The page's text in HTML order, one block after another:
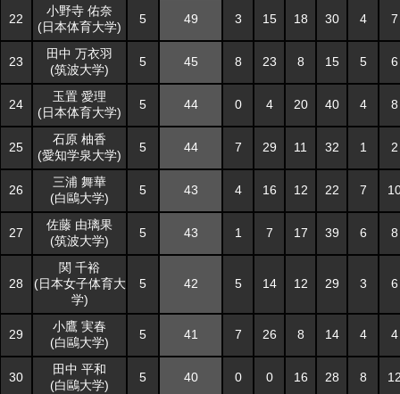
22
小野寺 佑奈
(日本体育大学)
5
23
田中 万衣羽
(筑波大学)
5
24
玉置 愛理
(日本体育大学)
5
25
石原 柚香
(愛知学泉大学)
5
26
三浦 舞華
(白鷗大学)
5
27
佐藤 由璃果
(筑波大学)
5
28
関 千裕
(日本女子体育大
学)
5
29
小鷹 実春
(白鷗大学)
5
30
田中 平和
(白鷗大学)
5
22
小野寺 佑奈
(日本体育大学)
5 49 3 15 18 30 4 7
23
田中 万衣羽
(筑波大学)
5 45 8 23 8 15 5 6
24
玉置 愛理
(日本体育大学)
5 44 0 4 20 40 4 8
25
石原 柚香
(愛知学泉大学)
5 44 7 29 11 32 1 2
26
三浦 舞華
(白鷗大学)
5 43 4 16 12 22 7
27
佐藤 由璃果
(筑波大学)
5 43 1 7 17 39 6 8
28
関 千裕
(日本女子体育大
学)
5 42 5 14 12 29 3 6
29
小鷹 実春
(白鷗大学)
5 41 7 26 8 14 4 4
30
田中 平和
(白鷗大学)
5 40 0 0 16 28 8